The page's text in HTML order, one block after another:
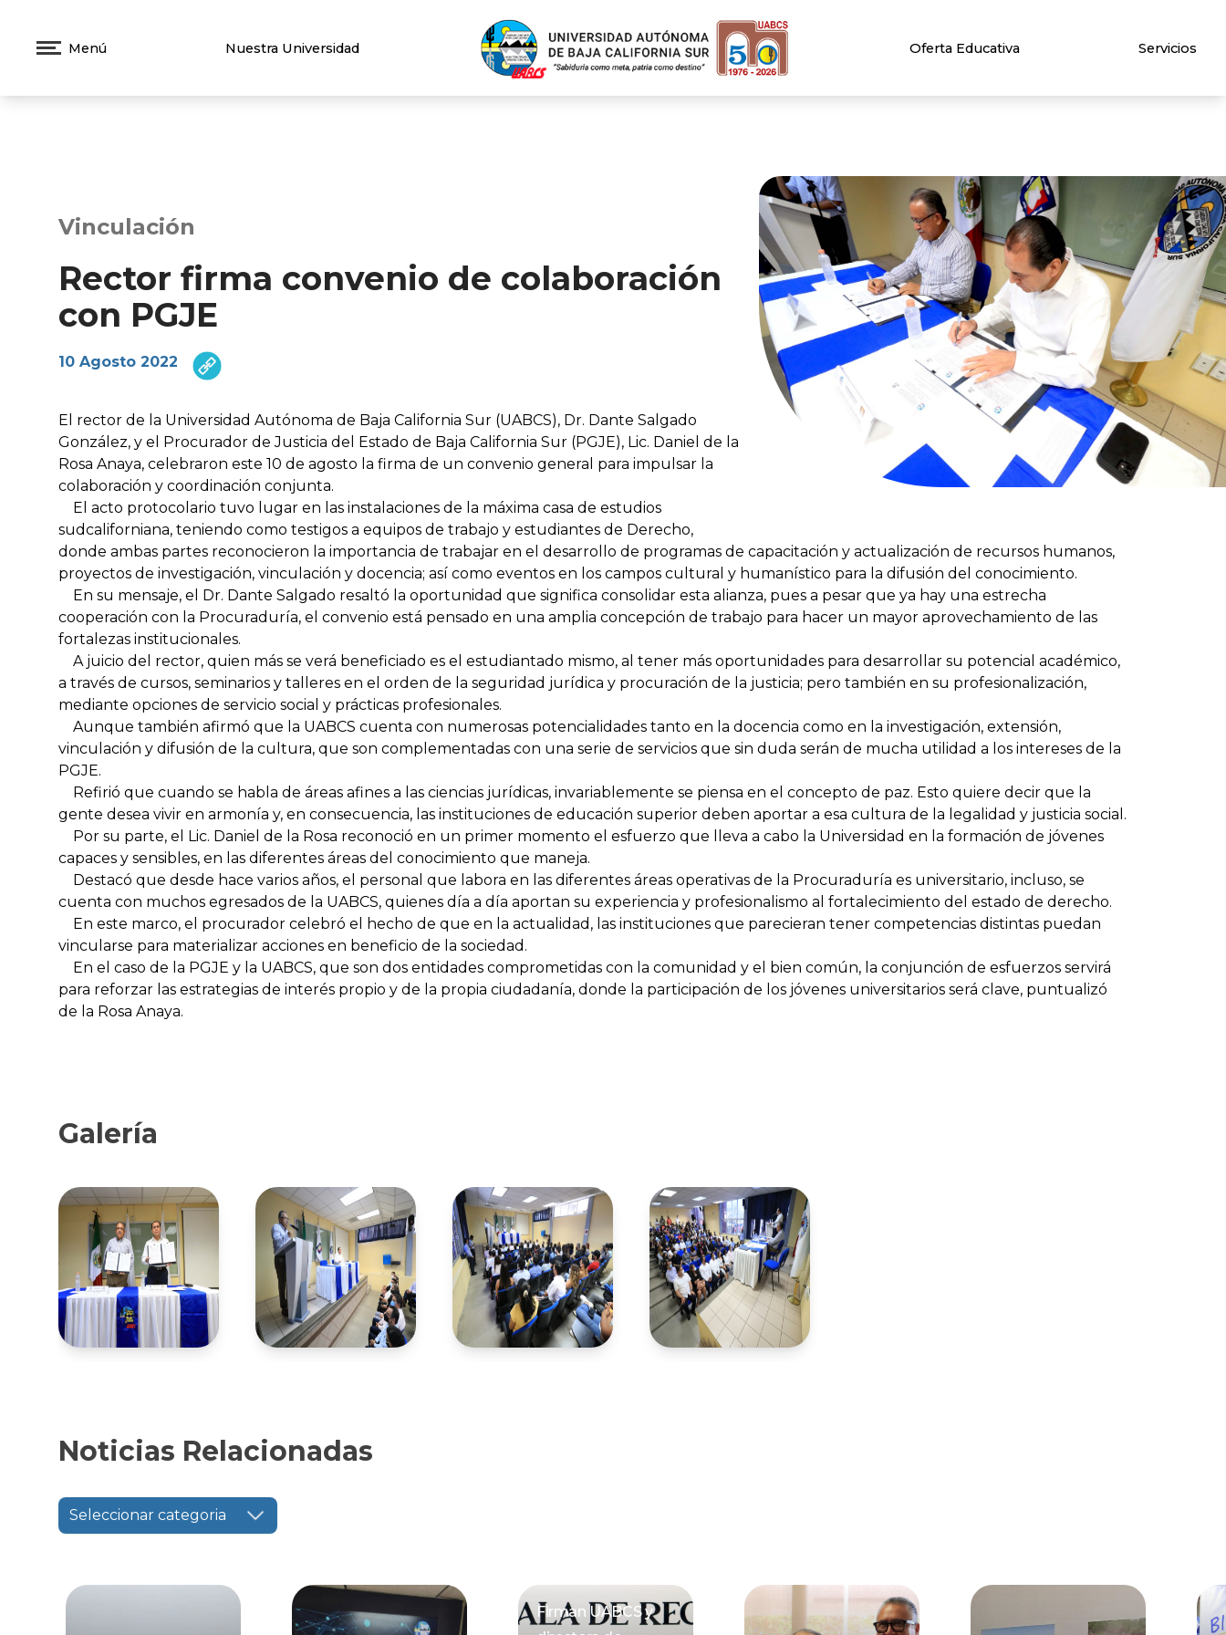
Menú Nuestra Universidad Oferta Educativa Servicios
Vinculación
Rector firma convenio de colaboración
con PGJE
10 Agosto 2022
El rector de la Universidad Autónoma de Baja California Sur (UABCS), Dr. Dante Salgado
González, y el Procurador de Justicia del Estado de Baja California Sur (PGJE), Lic. Daniel de la
Rosa Anaya, celebraron este 10 de agosto la firma de un convenio general para impulsar la
colaboración y coordinación conjunta.
El acto protocolario tuvo lugar en las instalaciones de la máxima casa de estudios
sudcaliforniana, teniendo como testigos a equipos de trabajo y estudiantes de Derecho,
donde ambas partes reconocieron la importancia de trabajar en el desarrollo de programas de capacitación y actualización de recursos humanos,
proyectos de investigación, vinculación y docencia; así como eventos en los campos cultural y humanístico para la difusión del conocimiento.
En su mensaje, el Dr. Dante Salgado resaltó la oportunidad que significa consolidar esta alianza, pues a pesar que ya hay una estrecha
cooperación con la Procuraduría, el convenio está pensado en una amplia concepción de trabajo para hacer un mayor aprovechamiento de las
fortalezas institucionales.
A juicio del rector, quien más se verá beneficiado es el estudiantado mismo, al tener más oportunidades para desarrollar su potencial académico,
a través de cursos, seminarios y talleres en el orden de la seguridad jurídica y procuración de la justicia; pero también en su profesionalización,
mediante opciones de servicio social y prácticas profesionales.
Aunque también afirmó que la UABCS cuenta con numerosas potencialidades tanto en la docencia como en la investigación, extensión,
vinculación y difusión de la cultura, que son complementadas con una serie de servicios que sin duda serán de mucha utilidad a los intereses de la
PGJE.
Refirió que cuando se habla de áreas afines a las ciencias jurídicas, invariablemente se piensa en el concepto de paz. Esto quiere decir que la
gente desea vivir en armonía y, en consecuencia, las instituciones de educación superior deben aportar a esa cultura de la legalidad y justicia social.
Por su parte, el Lic. Daniel de la Rosa reconoció en un primer momento el esfuerzo que lleva a cabo la Universidad en la formación de jóvenes
capaces y sensibles, en las diferentes áreas del conocimiento que maneja.
Destacó que desde hace varios años, el personal que labora en las diferentes áreas operativas de la Procuraduría es universitario, incluso, se
cuenta con muchos egresados de la UABCS, quienes día a día aportan su experiencia y profesionalismo al fortalecimiento del estado de derecho.
En este marco, el procurador celebró el hecho de que en la actualidad, las instituciones que parecieran tener competencias distintas puedan
vincularse para materializar acciones en beneficio de la sociedad.
En el caso de la PGJE y la UABCS, que son dos entidades comprometidas con la comunidad y el bien común, la conjunción de esfuerzos servirá
para reforzar las estrategias de interés propio y de la propia ciudadanía, donde la participación de los jóvenes universitarios será clave, puntualizó
de la Rosa Anaya.
Galería
Noticias Relacionadas
Seleccionar categoria
Firman UABCS y